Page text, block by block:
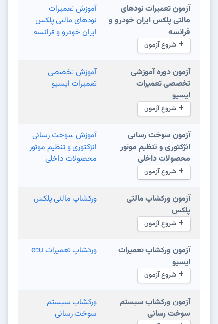
آزمون تعمیرات نودهای
مالتی پلکس ایران خودرو و‌
فرانسه
شروع آزمون
آموزش تعمیرات
نودهای مالتی پلکس
ایران خودرو و‌ فرانسه
آزمون دوره آموزشی
تخصصی تعمیرات
ایسیو
شروع آزمون
آموزش تخصصی
تعمیرات ایسیو
آزمون سوخت رسانی
انژکتوری و تنظیم موتور
محصولات داخلی
شروع آزمون
آموزش سوخت رسانی
انژکتوری و تنظیم موتور
محصولات داخلی
آزمون ورکشاپ مالتی
پلکس
شروع آزمون
ورکشاپ مالتی پلکس
آزمون ورکشاپ تعمیرات
ایسیو
شروع آزمون
ورکشاپ تعمیرات ecu
آزمون ورکشاپ سیستم
سوخت رسانی
ورکشاپ سیستم
سوخت رسانی